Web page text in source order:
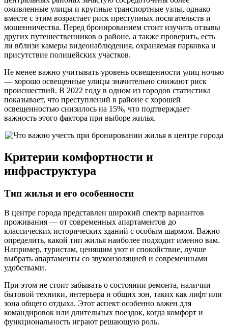
оживленные улицы и крупные транспортные узлы, однако
вместе с этим возрастает риск преступных посягательств и
мошенничества. Перед бронированием стоит изучить отзывы
других путешественников о районе, а также проверить, есть
ли вблизи камеры видеонаблюдения, охраняемая парковка и
присутствие полицейских участков.
Не менее важно учитывать уровень освещенности улиц ночью
— хорошо освещенные улицы значительно снижают риск
происшествий. В 2022 году в одном из городов статистика
показывает, что преступлений в районе с хорошей
освещенностью снизилось на 15%, что подтверждает
важность этого фактора при выборе жилья.
Критерии комфортности и
инфраструктура
Тип жилья и его особенности
В центре города представлен широкий спектр вариантов
проживания — от современных апартаментов до
классических исторических зданий с особым шармом. Важно
определить, какой тип жилья наиболее подходит именно вам.
Например, туристам, ценящим уют и спокойствие, лучше
выбрать апартаменты со звукоизоляцией и современными
удобствами.
При этом не стоит забывать о состоянии ремонта, наличии
бытовой техники, интерьера и общих зон, таких как лифт или
зона общего отдыха. Этот аспект особенно важен для
командировок или длительных поездок, когда комфорт и
функциональность играют решающую роль.